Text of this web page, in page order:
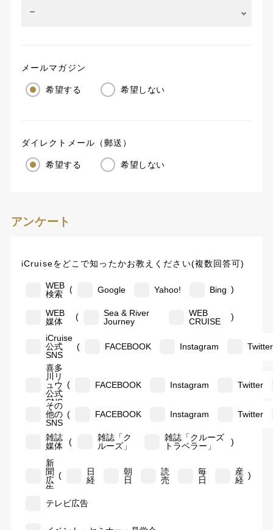
メールマガジン
希望する 希望しない
ダイレクトメール（郵送）
希望する 希望しない
アンケート
iCruiseをどこで知ったかお教えください(複数回答可)
WEB
検索
( Google Yahoo! Bing )
WEB
媒体
(
Sea & River
Journey
WEB
CRUISE
)
iCruise
公式
SNS
( FACEBOOK Instagram Twitter
喜多
川リ
ュウ
公式
SNS
( FACEBOOK Instagram Twitter
その
他の
SNS
( FACEBOOK Instagram Twitter
雑誌
媒体
(
雑誌「ク
ルーズ」
雑誌「クルーズ
トラベラー」
)
新
聞
広
告
(
日
経
朝
日
読
売
毎
日
産
経 )
テレビ広告